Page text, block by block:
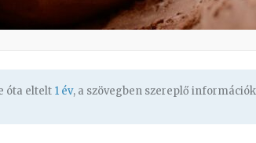
óta eltelt 1 év, a szövegben szereplő